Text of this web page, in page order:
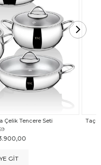
Parça Tencere Seti Siyah
GIT